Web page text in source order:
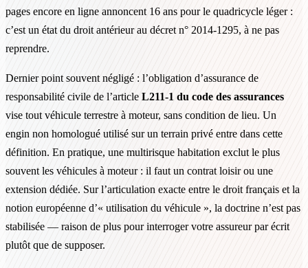
pages encore en ligne annoncent 16 ans pour le quadricycle léger :
c’est un état du droit antérieur au décret n° 2014-1295, à ne pas
reprendre.
Dernier point souvent négligé : l’obligation d’assurance de
responsabilité civile de l’article L211-1 du code des assurances
vise tout véhicule terrestre à moteur, sans condition de lieu. Un
engin non homologué utilisé sur un terrain privé entre dans cette
définition. En pratique, une multirisque habitation exclut le plus
souvent les véhicules à moteur : il faut un contrat loisir ou une
extension dédiée. Sur l’articulation exacte entre le droit français et la
notion européenne d’« utilisation du véhicule », la doctrine n’est pas
stabilisée — raison de plus pour interroger votre assureur par écrit
plutôt que de supposer.